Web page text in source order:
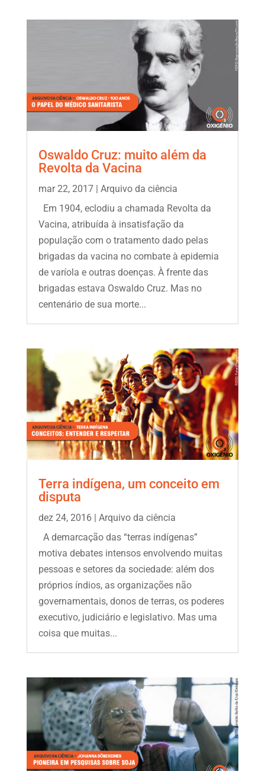
Oswaldo Cruz: muito além da
Revolta da Vacina
mar 22, 2017| Arquivo da ciência
Em 1904, eclodiu a chamada Revolta da
Vacina, atribuída à insatisfação da
população com o tratamento dado pelas
brigadas da vacina no combate à epidemia
de varíola e outras doenças. À frente das
brigadas estava Oswaldo Cruz. Mas no
centenário de sua morte...
Terra indígena, um conceito em
disputa
dez 24, 2016| Arquivo da ciência
A demarcação das “terras indígenas”
motiva debates intensos envolvendo muitas
pessoas e setores da sociedade: além dos
próprios índios, as organizações não
governamentais, donos de terras, os poderes
executivo, judiciário e legislativo. Mas uma
coisa que muitas...